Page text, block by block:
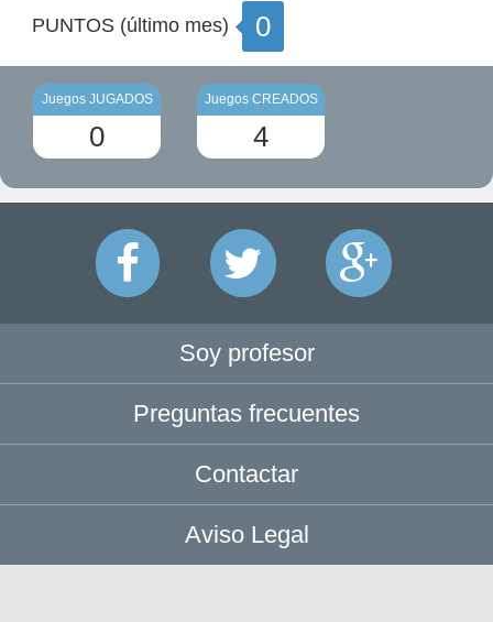
PUNTOS (último mes) 0
Juegos JUGADOS
0
Juegos CREADOS
4
Soy profesor
Preguntas frecuentes
Contactar
Aviso Legal